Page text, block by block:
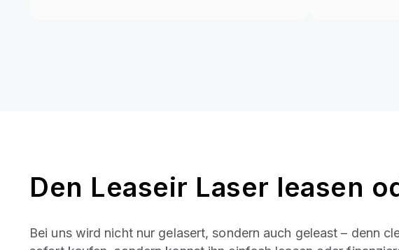
Den Leaseir Laser leasen
Bei uns wird nicht nur gelasert, sondern auch geleast – denn